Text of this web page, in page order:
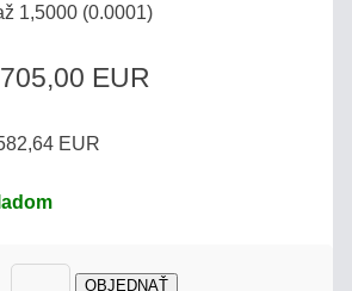
1,5000 (0.0001)
EUR
EUR
OBJEDNAŤ